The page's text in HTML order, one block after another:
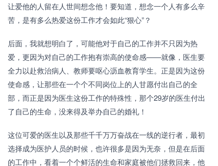
让爱他的人留在人世间想念他！要知道，想念一个人有多么辛
苦，是有多么热爱这份工作才会如此“狠心”？
后面，我就想明白了，可能他对于自己的工作并不只因为热
爱，更因为对自己的工作抱有崇高的使命感——就像，医生要
全力以赴救治病人、教师要呕心沥血教育学生。正是因为这份
使命感，让那些在一个个不同岗位上的人甘愿付出自己的全
部，而正是因为医生这份工作的特殊性，那个29岁的医生付出
了自己的生命，没来得及举办自己的婚礼！
这位可爱的医生以及那些千千万万奋战在一线的逆行者，最初
选择成为医护人员的时候，也许很多是因为无奈，但是在后面
的工作中，看着一个个鲜活的生命和家庭被他们拯救回来，他